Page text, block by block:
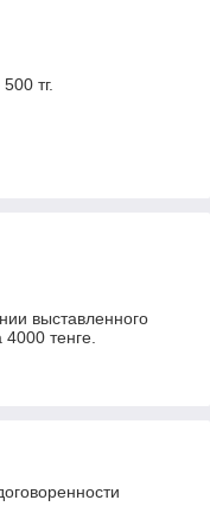
тг.
выставленного
тенге.